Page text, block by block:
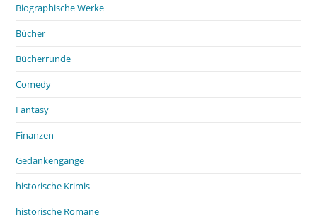
Biographische Werke
Bücher
Bücherrunde
Comedy
Fantasy
Finanzen
Gedankengänge
historische Krimis
historische Romane